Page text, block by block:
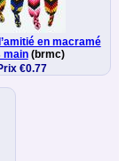
en macramé
main(brmc)
€0.77